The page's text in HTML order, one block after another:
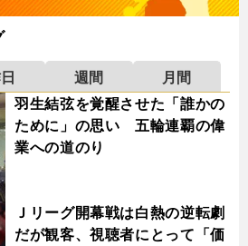
週間
月間
羽生結弦を覚醒させた「誰かの
ために」の思い 五輪連覇の偉
業への道のり
Ｊリーグ開幕戦は白熱の逆転劇
だが観客、視聴者にとって「価